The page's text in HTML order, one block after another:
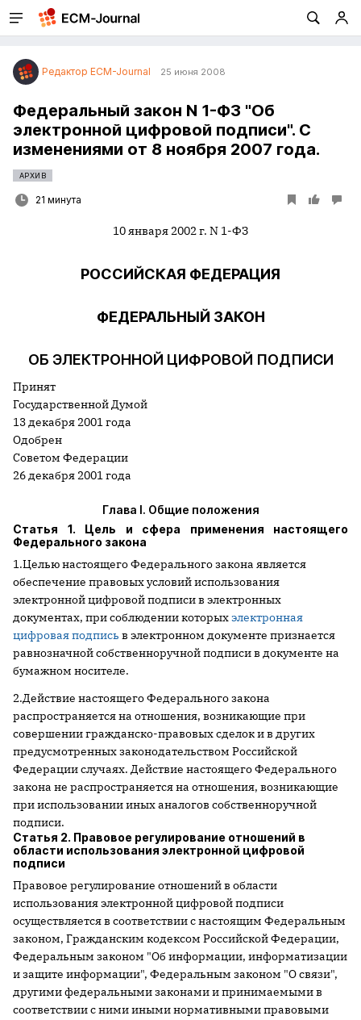
Редактор ECM-Journal 25 июня 2008
Федеральный закон N 1-ФЗ "Об
электронной цифровой подписи". С
изменениями от 8 ноября 2007 года.
АРХИВ
21 минута
10 января 2002 г. N 1-ФЗ
РОССИЙСКАЯ ФЕДЕРАЦИЯ
ФЕДЕРАЛЬНЫЙ ЗАКОН
ОБ ЭЛЕКТРОННОЙ ЦИФРОВОЙ ПОДПИСИ
Принят
Государственной Думой
13 декабря 2001 года
Одобрен
Советом Федерации
26 декабря 2001 года
Глава I. Общие положения
Статья 1. Цель и сфера применения настоящего
Федерального закона
1.Целью настоящего Федерального закона является
обеспечение правовых условий использования
электронной цифровой подписи в электронных
документах, при соблюдении которыхэлектронная
цифровая подпись в электронном документе признается
равнозначной собственноручной подписи в документе на
бумажном носителе.
2.Действие настоящего Федерального закона
распространяется на отношения, возникающие при
совершении гражданско-правовых сделок и в других
предусмотренных законодательством Российской
Федерации случаях. Действие настоящего Федерального
закона не распространяется на отношения, возникающие
при использовании иных аналогов собственноручной
подписи.
Статья 2. Правовое регулирование отношений в
области использования электронной цифровой
подписи
Правовое регулирование отношений в области
использования электронной цифровой подписи
осуществляется в соответствии с настоящим Федеральным
законом, Гражданским кодексом Российской Федерации,
Федеральным законом "Об информации, информатизации
и защите информации", Федеральным законом "О связи",
другими федеральными законами и принимаемыми в
соответствии с ними иными нормативными правовыми